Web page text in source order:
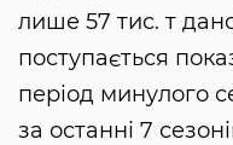
лише 57 тис. т
поступається
період минулого
за останні 7